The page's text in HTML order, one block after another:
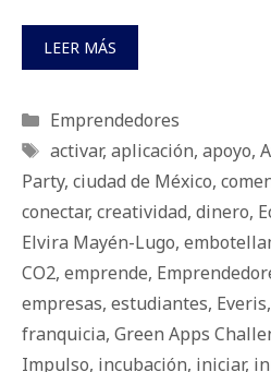
LEER MÁS
Categorías
Emprendedores
Etiquetas
activar, aplicación, apoyo,
Party, ciudad de México,
conectar, creatividad, dinero,
Elvira Mayén-Lugo,
CO2, emprende,
empresas, estudiantes, Everis,
franquicia, Green Apps
Impulso, incubación, iniciar,